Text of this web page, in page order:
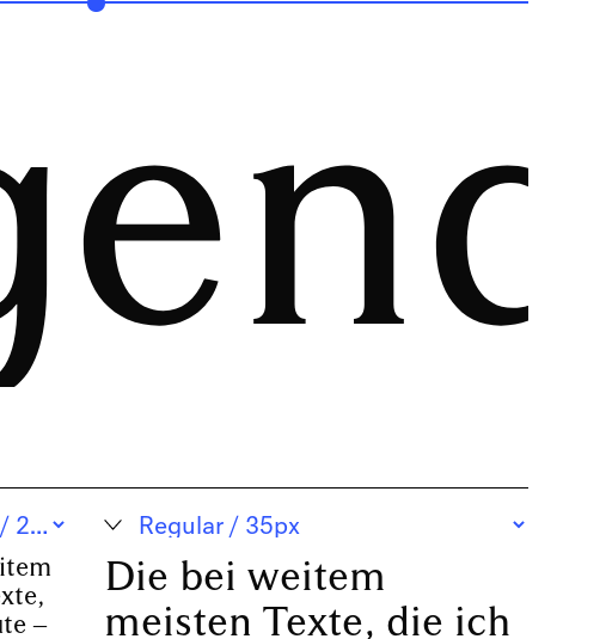
–
Die bei weitem
meisten Texte, die ich